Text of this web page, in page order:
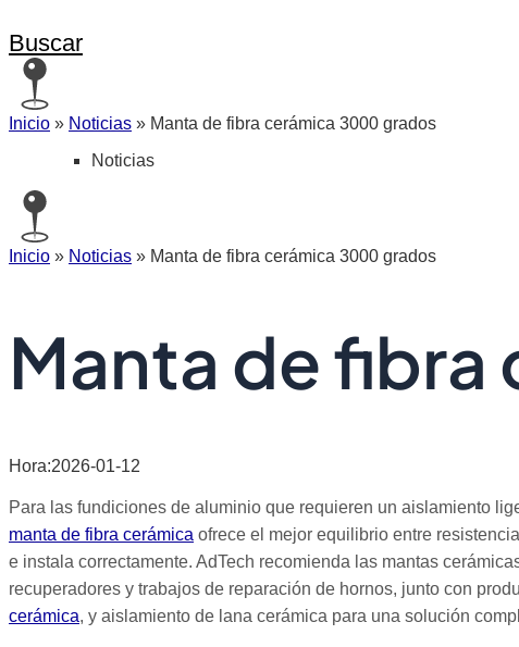
Buscar
Inicio » Noticias » Manta de fibra cerámica 3000 grados
Noticias
Inicio » Noticias » Manta de fibra cerámica 3000 grados
Manta de
Hora:2026-01-12
Para las fundiciones de aluminio que requieren un aislamiento
manta de fibra cerámica ofrece el mejor equilibrio entre
e instala correctamente. AdTech recomienda las mantas
recuperadores y trabajos de reparación de hornos, junto con
cerámica, y aislamiento de lana cerámica para una solución